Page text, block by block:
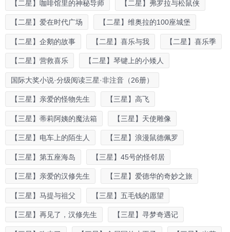
【二星】咖啡馆里的神秘导师 【二星】弗罗拉与松鼠侠
【二星】爱在时代广场 【二星】维奥拉的100座城堡
【二星】企鹅的故事 【二星】喜乐与我 【二星】喜乐季
【二星】营救喜乐 【二星】琴键上的小矮人
国际大奖小说·分级阅读三星·非注音（26册）
【三星】亲爱的怪物先生 【三星】高飞
【三星】蒂莉阿姨的魔法箱 【三星】天使雕像
【三星】电车上的陌生人 【三星】浪漫鼠德佩罗
【三星】第五座海岛 【三星】45号的怪邻居
【三星】亲爱的汉修先生 【三星】爱德华的奇妙之旅
【三星】马提与祖父 【三星】五毛钱的愿望
【三星】再见了，汉修先生 【三星】寻梦奇遇记